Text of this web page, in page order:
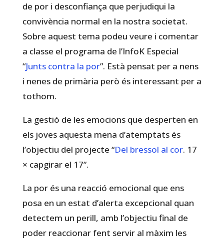
de por i desconfiança que perjudiqui la
convivència normal en la nostra societat.
Sobre aquest tema podeu veure i comentar
a classe el programa de l’InfoK Especial
“Junts contra la por”. Està pensat per a nens
i nenes de primària però és interessant per a
tothom.
La gestió de les emocions que desperten en
els joves aquesta mena d’atemptats és
l’objectiu del projecte “Del bressol al cor. 17
× capgirar el 17”.
La por és una reacció emocional que ens
posa en un estat d’alerta excepcional quan
detectem un perill, amb l’objectiu final de
poder reaccionar fent servir al màxim les